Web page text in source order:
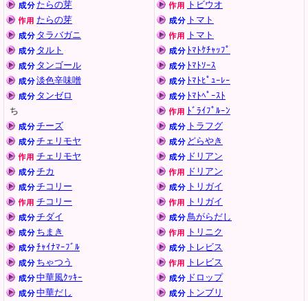
たらの芽
たらの芽
タラバガニ
タルト
タンゴール
淡色辛味噌
タンゼロ
ち
チーズ
チェリモヤ
チェリモヤ
チカ
チコリー
チコリー
チダイ
ちまき
ﾁｬｲﾅﾏｰﾌﾞﾙ
ちゃつう
中華風ｸｯｷｰ
中華だし
トビウオ
トマト
トマト
ﾄﾏﾄｹﾁｬｯﾌﾟ
ﾄﾏﾄｿｰｽ
ﾄﾏﾄﾋﾟｭｰﾚｰ
ﾄﾏﾄﾍﾟｰｽﾄ
ﾄﾞﾗｲﾌﾟﾙｰﾝ
トラフグ
どらやき
ドリアン
ドリアン
トリガイ
トリガイ
鳥がらだし
トリニク
トレビス
トレビス
ドロップ
トンブリ